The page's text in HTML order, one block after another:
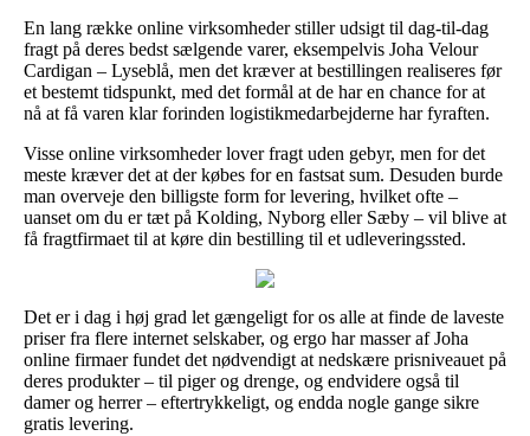
En lang række online virksomheder stiller udsigt til dag-til-dag
fragt på deres bedst sælgende varer, eksempelvis Joha Velour
Cardigan – Lyseblå, men det kræver at bestillingen realiseres før
et bestemt tidspunkt, med det formål at de har en chance for at
nå at få varen klar forinden logistikmedarbejderne har fyraften.
Visse online virksomheder lover fragt uden gebyr, men for det
meste kræver det at der købes for en fastsat sum. Desuden burde
man overveje den billigste form for levering, hvilket ofte –
uanset om du er tæt på Kolding, Nyborg eller Sæby – vil blive at
få fragtfirmaet til at køre din bestilling til et udleveringssted.
Det er i dag i høj grad let gængeligt for os alle at finde de laveste
priser fra flere internet selskaber, og ergo har masser af Joha
online firmaer fundet det nødvendigt at nedskære prisniveauet på
deres produkter – til piger og drenge, og endvidere også til
damer og herrer – eftertrykkeligt, og endda nogle gange sikre
gratis levering.